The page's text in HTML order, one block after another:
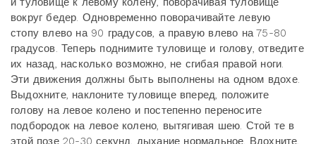
вокруг бедер. Одновременно поворачивайте левую
стопу влево на 90 градусов, а правую влево на 75-80
градусов. Теперь поднимите туловище и голову, отведите
их назад, насколько возможно, не сгибая правой ноги.
Эти движения должны быть выполнены на одном вдохе.
Выдохните, наклоните туловище вперед, положите
голову на левое колено и постепенно переносите
подбородок на левое колено, вытягивая шею. Стой те в
этой позе 20-30 секунд, дыхание нормальное. Вдохните,